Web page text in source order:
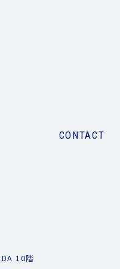
CONTACT
10階